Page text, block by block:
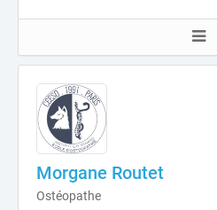
Morgane Routet
Ostéopathe